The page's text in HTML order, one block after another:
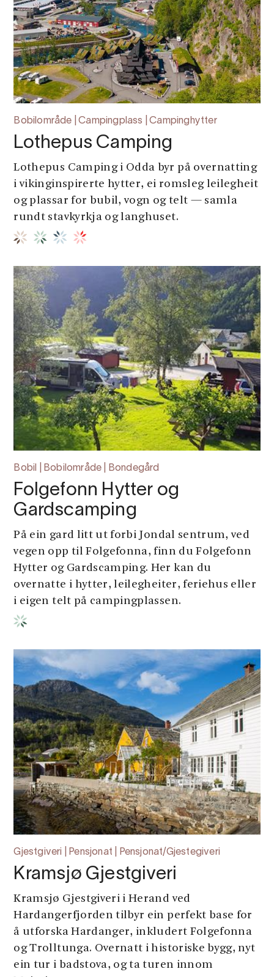
Bobilområde | Campingplass | Campinghytter
Lothepus Camping
Lothepus Camping i Odda byr på overnatting
i vikinginspirerte hytter, ei romsleg leilegheit
og plassar for bubil, vogn og telt — samla
rundt stavkyrkja og langhuset.
Bobil | Bobilområde | Bondegård
Folgefonn Hytter og
Gardscamping
På ein gard litt ut forbi Jondal sentrum, ved
vegen opp til Folgefonna, finn du Folgefonn
Hytter og Gardscamping. Her kan du
overnatte i hytter, leilegheiter, feriehus eller
i eigen telt på campingplassen.
Gjestgiveri | Pensjonat | Pensjonat/Gjestegiveri
Kramsjø Gjestgiveri
Kramsjø Gjestgiveri i Herand ved
Hardangerfjorden tilbyr ein perfekt base for
å utforska Hardanger, inkludert Folgefonna
og Trolltunga. Overnatt i historiske bygg, nyt
ein tur i badstova, og ta turen innom